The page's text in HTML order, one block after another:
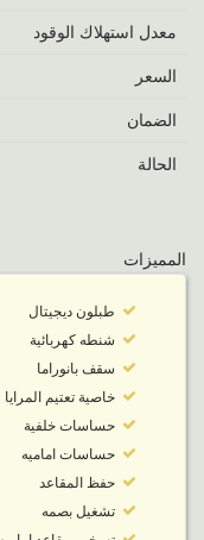
معدل استهلاك الوقود
السعر
الضمان
الحالة
المميزات
طبلون ديجيتال
شنطه كهربائية
سقف بانوراما
خاصية تعتيم المرايا
حساسات خلفية
حساسات اماميه
حفظ المقاعد
تشغيل بصمه